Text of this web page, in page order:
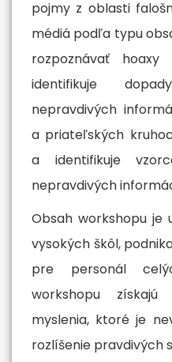
pojmy z oblasti
médiá podľa typu
rozpoznávať
identifikuje
nepravdivých
a priateľských
a identifikuje
nepravdivých
Obsah workshopu je
vysokých škôl,
pre personál
workshopu získajú
myslenia, ktoré je
rozlíšenie pravdivých